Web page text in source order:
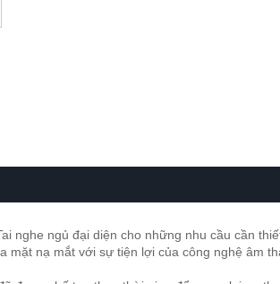
nghe ngủ đại diện cho những nhu cầu cần
mặt nạ mắt với sự tiện lợi của công nghệ âm